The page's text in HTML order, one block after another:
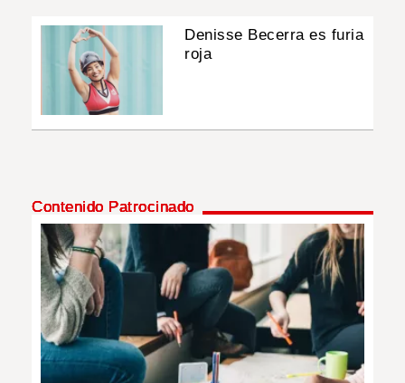
Denisse Becerra es furia
roja
Contenido Patrocinado